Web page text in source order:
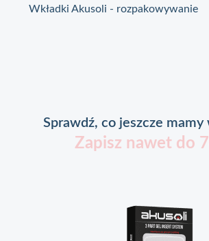
Wkładki Akusoli - rozpakowywanie
Sprawdź, co jeszcze mamy
Zapisz nawet do